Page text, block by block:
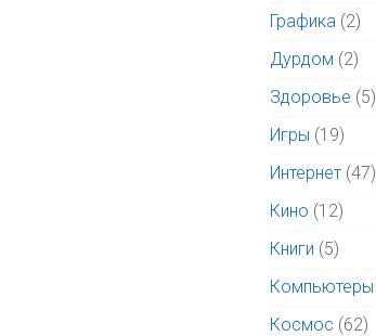
Графика (2)
Дурдом (2)
Здоровье (5)
Игры (19)
Интернет (47)
Кино (12)
Книги (5)
Компьютеры
Космос (62)